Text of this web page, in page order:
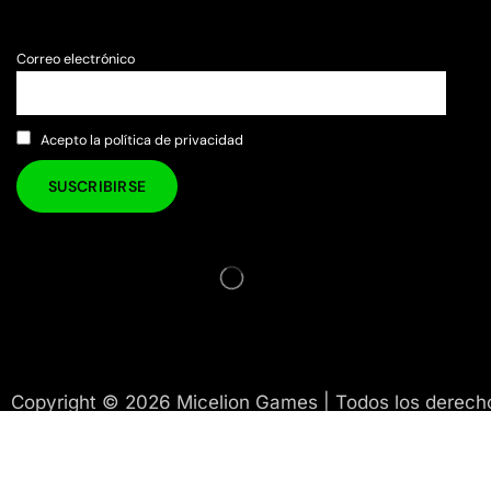
Correo electrónico
Acepto la política de privacidad
Copyright © 2026 Micelion Games | Todos los